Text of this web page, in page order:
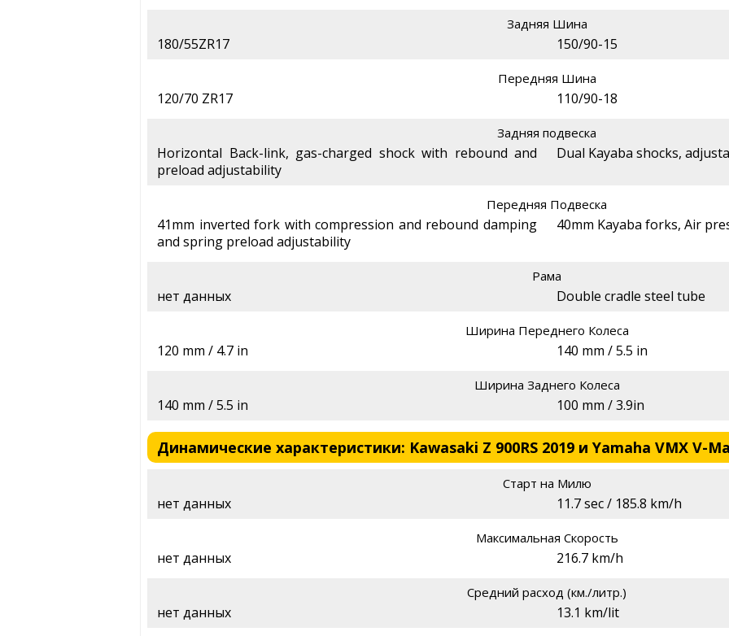
Задняя Шина
180/55ZR17 150/90-15
Передняя Шина
120/70 ZR17 110/90-18
Задняя подвеска
Horizontal Back-link, gas-charged shock with rebound and
preload adjustability
Dual Kayaba shocks,
Передняя Подвеска
41mm inverted fork with compression and rebound damping
and spring preload adjustability
40mm Kayaba forks, Air
Рама
нет данных Double cradle steel tube
Ширина Переднего Колеса
120 mm / 4.7 in 140 mm / 5.5 in
Ширина Заднего Колеса
140 mm / 5.5 in 100 mm / 3.9in
Динамические характеристики: Kawasaki Z 900RS 2019 и Yamaha VMX V-
Старт на Милю
нет данных 11.7 sec / 185.8 km/h
Максимальная Скорость
нет данных 216.7 km/h
Средний расход (км./литр.)
нет данных 13.1 km/lit